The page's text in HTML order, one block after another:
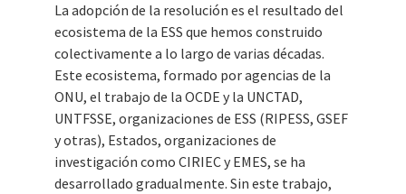
La adopción de la resolución es el resultado del
ecosistema de la ESS que hemos construido
colectivamente a lo largo de varias décadas.
Este ecosistema, formado por agencias de la
ONU, el trabajo de la OCDE y la UNCTAD,
UNTFSSE, organizaciones de ESS (RIPESS, GSEF
y otras), Estados, organizaciones de
investigación como CIRIEC y EMES, se ha
desarrollado gradualmente. Sin este trabajo,